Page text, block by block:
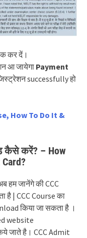
कर दें।
आ जायेगाPayment
successfully हो
How To Do It &
कैसे करें? – How
हम जानेंगे की CCC
है | CCC Course का
किया जा सकता है ।
website
जाते है। CCC Admit